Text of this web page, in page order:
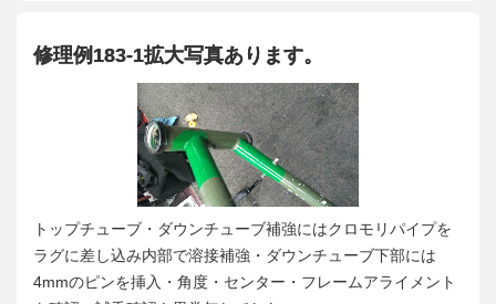
修理例183-1拡大写真あります。
トップチューブ・ダウンチューブ補強にはクロモリパイプを
ラグに差し込み内部で溶接補強・ダウンチューブ下部には
4mmのピンを挿入・角度・センター・フレームアライメント